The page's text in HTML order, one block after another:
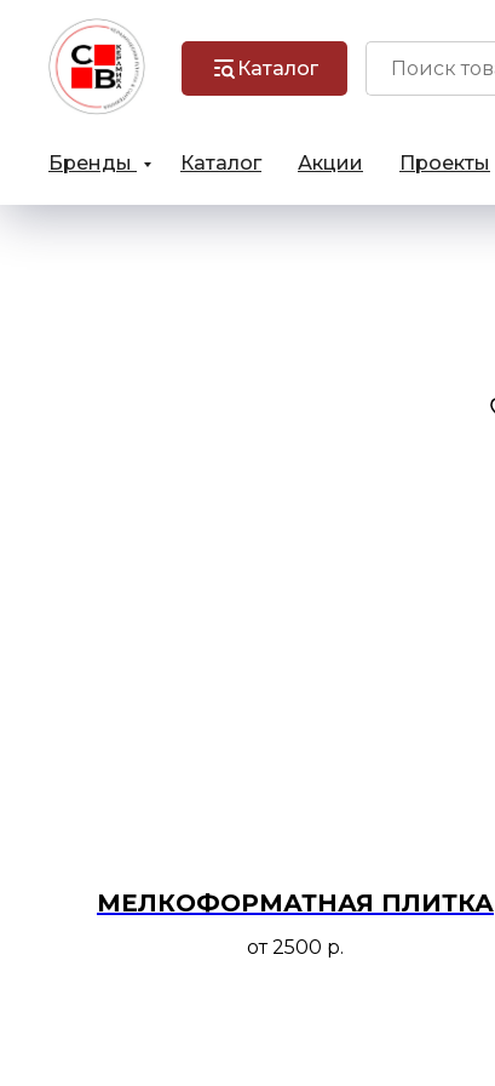
Каталог
Бренды Каталог Акции Проекты
МЕЛКОФОРМАТНАЯ ПЛИТКА
от 2500 р.